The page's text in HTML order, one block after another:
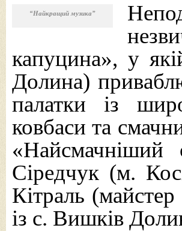
“Найкращий музика”
капуцина», у
Долина)
палатки із
ковбаси та
Сіредчук (м.
Кітраль
із с. Вишків